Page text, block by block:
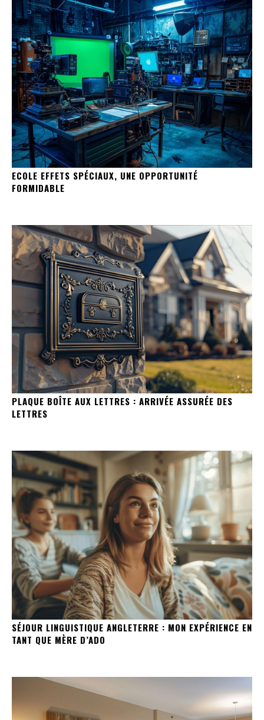
ECOLE EFFETS SPÉCIAUX, UNE OPPORTUNITÉ
FORMIDABLE
PLAQUE BOÎTE AUX LETTRES : ARRIVÉE ASSURÉE DES
LETTRES
SÉJOUR LINGUISTIQUE ANGLETERRE : MON EXPÉRIENCE EN
TANT QUE MÈRE D’ADO